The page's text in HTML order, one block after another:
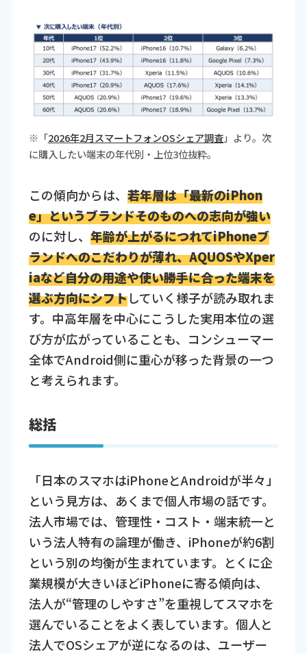
※「2026年2月スマートフォンOSシェア調査」より。次
に購入したい端末の年代別・上位3位抜粋。
この傾向からは、 若年層は「最新のiPhon
e」というブランドそのものへの志向が強い
のに対し、 年齢が上がるにつれてiPhoneブ
ランドへのこだわりが薄れ、AQUOSやXper
iaなど自分の用途や使い勝手に合った端末を
選ぶ方向にシフトしていく様子が読み取れま
す。中高年層を中心にこうした実用本位の選
び方が広がっていることも、コンシューマー
全体でAndroid側に重心が移った背景の一つ
と考えられます。
総括
「日本のスマホはiPhoneとAndroidが半々」
という見方は、あくまで個人市場の話です。
法人市場では、管理性・コスト・端末統一と
いう法人特有の論理が働き、iPhoneが約6割
という別の均衡が生まれています。とくに企
業規模が大きいほどiPhoneに寄る傾向は、
法人が“管理のしやすさ”を重視してスマホを
選んでいることをよく表しています。個人と
法人でOSシェアが逆になるのは、ユーザー